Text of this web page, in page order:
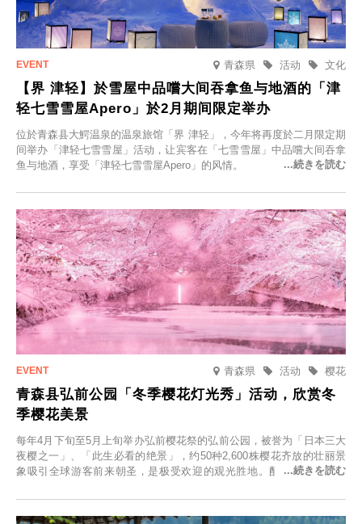
青森県 文化
活动
【界 津轻】於雪屋中品嚐大间吞拿鱼与地酒的「津
轻七雪雪屋Apero」於2月期间限定举办
位於青森县大鰐温泉的温泉旅馆「界 津轻」，今年将再度於二月限定期
间举办「津轻七雪雪屋」活动，让宾客在「七雪雪屋」中品嚐大间吞拿
鱼与地酒，享受「津轻七雪雪屋Apero」的风情。
青森県 樱花
活动
青森县弘前公园「冬季樱花灯光秀」活动，欣赏冬
季樱花美景
每年4月下旬至5月上旬举办弘前樱花祭的弘前公园，被誉为「日本三大
夜樱之一」、「此生必看的绝景」，约50种2,600株樱花齐放的壮丽景
象吸引全球游客前来朝圣，是极受欢迎的观光胜地。配合最佳观雪时
「冬季樱花灯光秀」。